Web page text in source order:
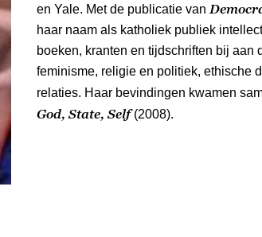
en Yale. Met de publicatie van
haar naam als katholiek publiek
boeken, kranten en tijdschriften bij aan
feminisme, religie en politiek, ethische
relaties. Haar bevindingen kwamen
God, State, Self(2008).